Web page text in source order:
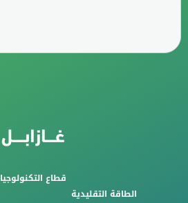
قطاع التكنولوجيا
الطاقة التقليدية